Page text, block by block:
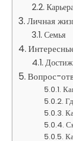
Личная
Семья
Вопрос-